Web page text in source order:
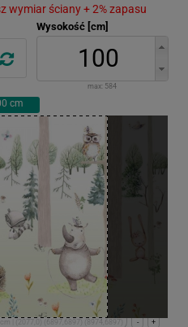
wymiar ściany + 2% zapasu
Wysokość [cm]
max: 584
cm
+
-
| (2077,0) (6897,6897) (8974,6897)